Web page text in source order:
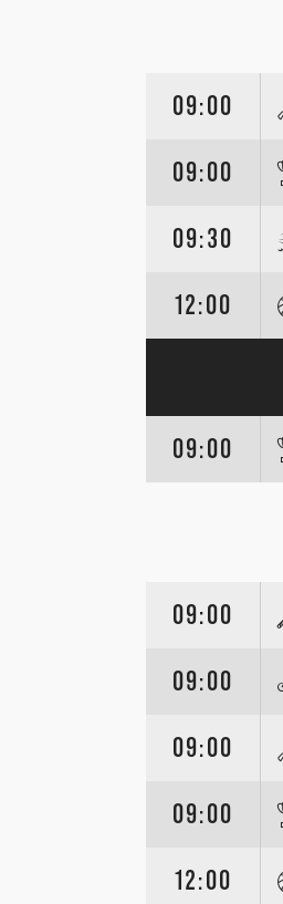
09:00
09:00
09:30
12:00
09:00
09:00
09:00
09:00
09:00
12:00